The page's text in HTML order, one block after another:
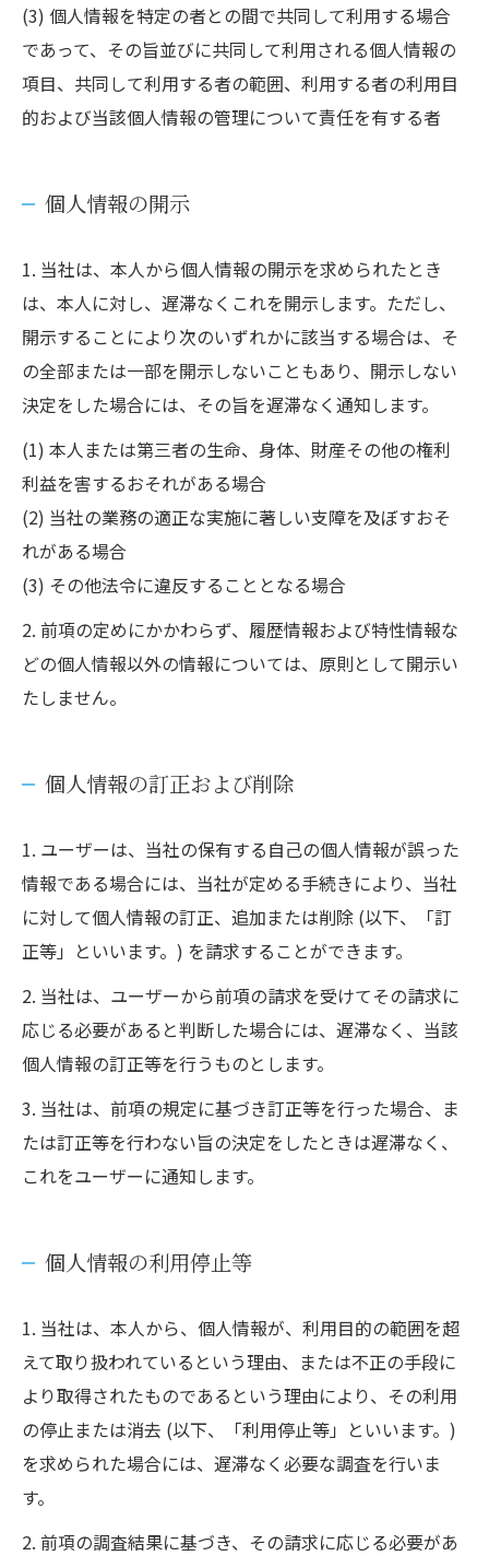
(3) 個人情報を特定の者との間で共同して利用する場合
であって、その旨並びに共同して利用される個人情報の
項目、共同して利用する者の範囲、利用する者の利用目
的および当該個人情報の管理について責任を有する者
個人情報の開示
1. 当社は、本人から個人情報の開示を求められたとき
は、本人に対し、遅滞なくこれを開示します。ただし、
開示することにより次のいずれかに該当する場合は、そ
の全部または一部を開示しないこともあり、開示しない
決定をした場合には、その旨を遅滞なく通知します。
(1) 本人または第三者の生命、身体、財産その他の権利
利益を害するおそれがある場合
(2) 当社の業務の適正な実施に著しい支障を及ぼすおそ
れがある場合
(3) その他法令に違反することとなる場合
2. 前項の定めにかかわらず、履歴情報および特性情報な
どの個人情報以外の情報については、原則として開示い
たしません。
個人情報の訂正および削除
1. ユーザーは、当社の保有する自己の個人情報が誤った
情報である場合には、当社が定める手続きにより、当社
に対して個人情報の訂正、追加または削除 (以下、「訂
正等」といいます。) を請求することができます。
2. 当社は、ユーザーから前項の請求を受けてその請求に
応じる必要があると判断した場合には、遅滞なく、当該
個人情報の訂正等を行うものとします。
3. 当社は、前項の規定に基づき訂正等を行った場合、ま
たは訂正等を行わない旨の決定をしたときは遅滞なく、
これをユーザーに通知します。
個人情報の利用停止等
1. 当社は、本人から、個人情報が、利用目的の範囲を超
えて取り扱われているという理由、または不正の手段に
より取得されたものであるという理由により、その利用
の停止または消去 (以下、「利用停止等」といいます。)
を求められた場合には、遅滞なく必要な調査を行いま
す。
2. 前項の調査結果に基づき、その請求に応じる必要があ